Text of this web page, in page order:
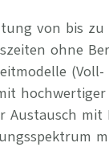
von bis
ohne
Austausch mit